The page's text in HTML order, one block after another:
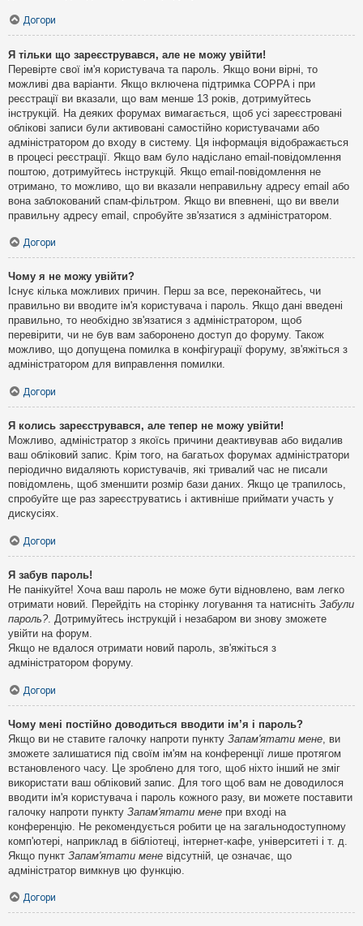
Догори
Я тільки що зареєструвався, але не можу увійти!
Перевірте свої ім'я користувача та пароль. Якщо вони вірні, то
можливі два варіанти. Якщо включена підтримка COPPA і при
реєстрації ви вказали, що вам менше 13 років, дотримуйтесь
інструкцій. На деяких форумах вимагається, щоб усі зареєстровані
облікові записи були активовані самостійно користувачами або
адміністратором до входу в систему. Ця інформація відображається
в процесі реєстрації. Якщо вам було надіслано email-повідомлення
поштою, дотримуйтесь інструкцій. Якщо email-повідомлення не
отримано, то можливо, що ви вказали неправильну адресу email або
вона заблокований спам-фільтром. Якщо ви впевнені, що ви ввели
правильну адресу email, спробуйте зв'язатися з адміністратором.
Догори
Чому я не можу увійти?
Існує кілька можливих причин. Перш за все, переконайтесь, чи
правильно ви вводите ім'я користувача і пароль. Якщо дані введені
правильно, то необхідно зв'язатися з адміністратором, щоб
перевірити, чи не був вам заборонено доступ до форуму. Також
можливо, що допущена помилка в конфігурації форуму, зв'яжіться з
адміністратором для виправлення помилки.
Догори
Я колись зареєструвався, але тепер не можу увійти!
Можливо, адміністратор з якоїсь причини деактивував або видалив
ваш обліковий запис. Крім того, на багатьох форумах адміністратори
періодично видаляють користувачів, які тривалий час не писали
повідомлень, щоб зменшити розмір бази даних. Якщо це трапилось,
спробуйте ще раз зареєструватись і активніше приймати участь у
дискусіях.
Догори
Я забув пароль!
Не панікуйте! Хоча ваш пароль не може бути відновлено, вам легко
отримати новий. Перейдіть на сторінку логування та натисніть Забули
пароль?. Дотримуйтесь інструкцій і незабаром ви знову зможете
увійти на форум.
Якщо не вдалося отримати новий пароль, зв'яжіться з
адміністратором форуму.
Догори
Чому мені постійно доводиться вводити ім’я і пароль?
Якщо ви не ставите галочку напроти пункту Запам'ятати мене , ви
зможете залишатися під своїм ім'ям на конференції лише протягом
встановленого часу. Це зроблено для того, щоб ніхто інший не зміг
використати ваш обліковий запис. Для того щоб вам не доводилося
вводити ім'я користувача і пароль кожного разу, ви можете поставити
галочку напроти пункту Запам'ятати мене при вході на
конференцію. Не рекомендується робити це на загальнодоступному
комп'ютері, наприклад в бібліотеці, інтернет-кафе, університеті і т. д.
Якщо пункт Запам'ятати мене відсутній, це означає, що
адміністратор вимкнув цю функцію.
Догори